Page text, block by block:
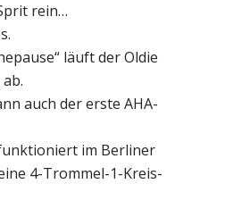
rein…
läuft der Oldie
auch der erste AHA-
im Berliner
4-Trommel-1-Kreis-